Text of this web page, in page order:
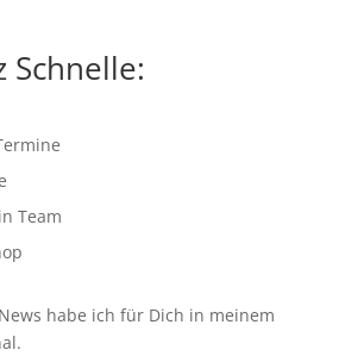
Schnelle:
Team
habe ich für Dich in meinem
.